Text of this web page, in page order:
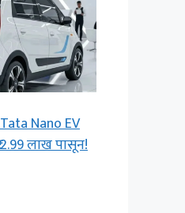
Nano EV
लाख पासून!